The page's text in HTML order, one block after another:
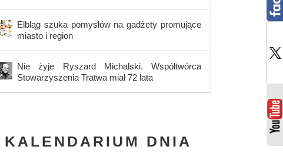
Elbląg szuka pomysłów na gadżety promujące
miasto i region
Nie żyje Ryszard Michalski. Współtwórca
Stowarzyszenia Tratwa miał 72 lata
KALENDARIUM DNIA